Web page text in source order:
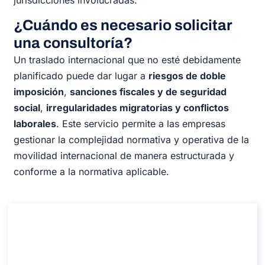
¿Cuándo es necesario solicitar
una consultoría?
Un traslado internacional que no esté debidamente
planificado puede dar lugar a riesgos de doble
imposición,sanciones fiscales y de seguridad
social, irregularidades migratorias y conflictos
laborales. Este servicio permite a las empresas
gestionar la complejidad normativa y operativa de la
movilidad internacional de manera estructurada y
conforme a la normativa aplicable.